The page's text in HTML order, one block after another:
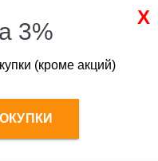
об оплате
для занятий дома или
развития. Отличаются
к точности
3%
(кроме акций)